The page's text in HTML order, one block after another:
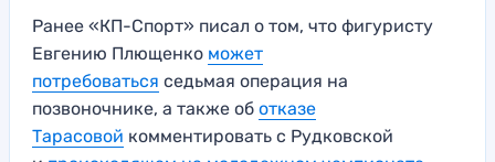
Ранее «КП-Спорт» писал о том, что фигуристу
Евгению Плющенко может
потребоваться седьмая операция на
позвоночнике, а также об отказе
Тарасовой комментировать с Рудковской